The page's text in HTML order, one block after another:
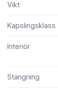
Vikt
Kapslingsklass
Interiör
Stängning